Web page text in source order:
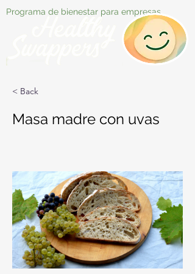
Programa de bienestar para empresas
< Back
Masa madre con uvas